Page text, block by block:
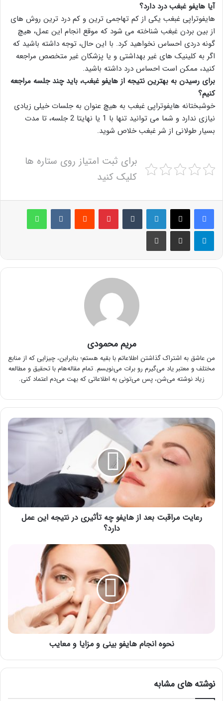
آیا هایفو غبغب درد دارد؟
هایفوتراپی غبغب یکی از کم تهاجمی ترین و کم درد ترین روش های
از بین بردن غبغب شناخته می شود که موقع انجام این عمل، هیچ
گونه دردی احساس نخواهید کرد. با این حال، توجه داشته باشید که
اگر به کلینیک های غیر بهداشتی و یا پزشکان غیر متخصص مراجعه
کنید، ممکن است احساس درد داشته باشید.
برای رسیدن به بهترین نتیجه از هایفو غبغب، باید چند جلسه مراجعه
کنیم؟
خوشبختانه هایفوتراپی غبغب به هیچ عنوان به جلسات خیلی زیادی
نیازی ندارد و شما می توانید تنها با 1 یا نهایتا 2 جلسه، تا مدت
بسیار طولانی از شر غبغب خلاص شوید.
برای ثبت امتیاز روی ستاره ها
کلیک کنید
لینکدین ‫تامبلر پینترست‫رددیت ‫VKontakteواتس آپ
تلگرام اشتراک گذاری از طریق ایمیل چاپ
مریم محمودی
من عاشق به اشتراک گذاشتن اطلاعاتم با بقیه هستم؛ بنابراین، چیزایی که از منابع
مختلف و معتبر یاد می‌گیرم رو برات می‌نویسم. تمام مقاله‌هام با تحقیق و مطالعه
زیاد نوشته می‌شن، پس می‌تونی به اطلاعاتی که بهت می‌دم اعتماد کنی.
رعایت
مراقبت
بعد
از
هایفو
چه
تأثیری
در
نتیجه
رعایت مراقبت بعد از هایفو چه تأثیری در نتیجه این عمل
دارد؟
نحوه انجام هایفو بینی و مزایا و معایب
نوشته های مشابه